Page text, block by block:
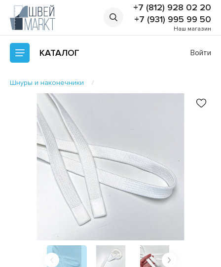
+7 (812) 928 02 20
+7 (931) 995 99 50
Наш магазин
КАТАЛОГ Войти
Шнуры и наконечники